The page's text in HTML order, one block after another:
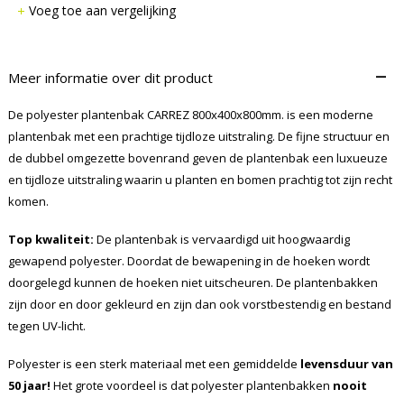
Voeg toe aan vergelijking
Meer informatie over dit product –
De polyester plantenbak CARREZ 800x400x800mm. is een moderne
plantenbak met een prachtige tijdloze uitstraling. De fijne structuur en
de dubbel omgezette bovenrand geven de plantenbak een luxueuze
en tijdloze uitstraling waarin u planten en bomen prachtig tot zijn recht
komen.
Top kwaliteit: De plantenbak is vervaardigd uit hoogwaardig
gewapend polyester. Doordat de bewapening in de hoeken wordt
doorgelegd kunnen de hoeken niet uitscheuren. De plantenbakken
zijn door en door gekleurd en zijn dan ook vorstbestendig en bestand
tegen UV-licht.
Polyester is een sterk materiaal met een gemiddelde levensduur van
50 jaar! Het grote voordeel is dat polyester plantenbakken nooit